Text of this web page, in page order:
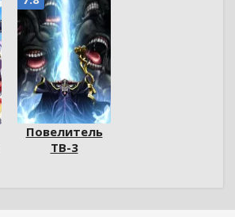
Повелитель
ТВ-3